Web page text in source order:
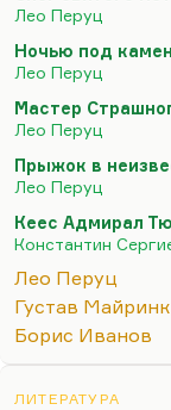
математик.
считаю
тоже
Что касается
Майринк. А в
имеет
считают…
Лео Перуц
Ночью под
Лео Перуц
Мастер
Лео Перуц
Прыжок в
Лео Перуц
Кеес Адмирал
Константин
Лео Перуц
Густав Майринк
Борис Иванов
ЛИТЕРАТУРА